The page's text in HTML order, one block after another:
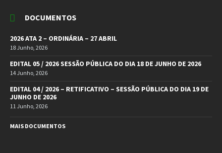
DOCUMENTOS
2026 ATA 2 – ORDINÁRIA – 27 ABRIL
18 Junho, 2026
EDITAL 05 / 2026 SESSÃO PÚBLICA DO DIA 18 DE JUNHO DE 2026
14 Junho, 2026
EDITAL 04 / 2026 – RETIFICATIVO – SESSÃO PÚBLICA DO DIA 19 DE
JUNHO DE 2026
11 Junho, 2026
MAIS DOCUMENTOS